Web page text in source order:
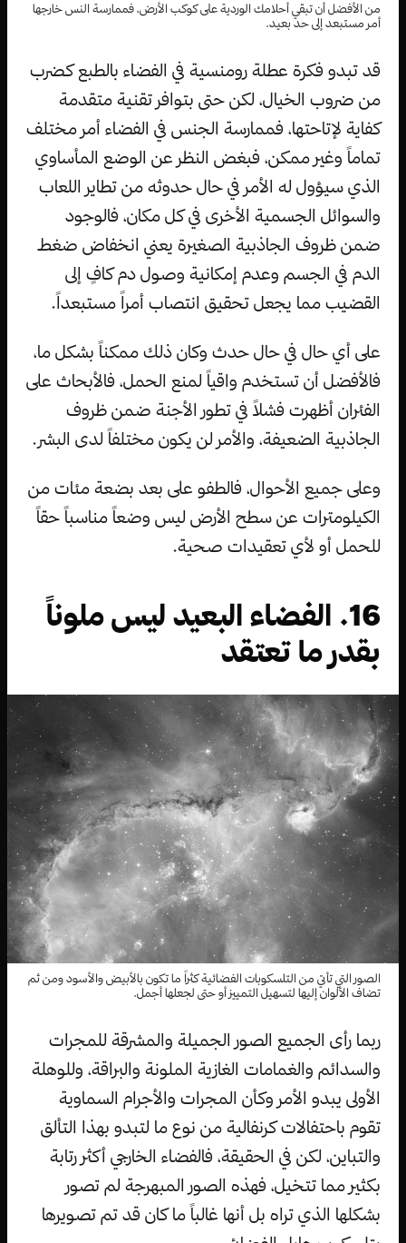
من الأفضل أن تبقي أحلامك الوردية على كوكب الأرض، فممارسة النس خارجها
أمر مستبعد إلى حد بعيد.
قد تبدو فكرة عطلة رومنسية في الفضاء بالطبع كضرب
من ضروب الخيال، لكن حتى بتوافر تقنية متقدمة
كفاية لإتاحتها، فممارسة الجنس في الفضاء أمر مختلف
تماماً وغير ممكن، فبغض النظر عن الوضع المأساوي
الذي سيؤول له الأمر في حال حدوثه من تطاير اللعاب
والسوائل الجسمية الأخرى في كل مكان، فالوجود
ضمن ظروف الجاذبية الصغيرة يعني انخفاض ضغط
الدم في الجسم وعدم إمكانية وصول دم كافٍ إلى
القضيب مما يجعل تحقيق انتصاب أمراً مستبعداً.
على أي حال في حال حدث وكان ذلك ممكناً بشكل ما،
فالأفضل أن تستخدم واقياً لمنع الحمل، فالأبحاث على
الفئران أظهرت فشلاً في تطور الأجنة ضمن ظروف
الجاذبية الضعيفة، والأمر لن يكون مختلفاً لدى البشر.
وعلى جميع الأحوال، فالطفو على بعد بضعة مئات من
الكيلومترات عن سطح الأرض ليس وضعاً مناسباً حقاً
للحمل أو لأي تعقيدات صحية.
16. الفضاء البعيد ليس ملوناً
بقدر ما تعتقد
الصور التي تأتي من التلسكوبات الفضائية كثراً ما تكون بالأبيض والأسود ومن ثم
تضاف الألوان إليها لتسهيل التمييز أو حتى لجعلها أجمل.
ربما رأى الجميع الصور الجميلة والمشرقة للمجرات
والسدائم والغمامات الغازية الملونة والبراقة، وللوهلة
الأولى يبدو الأمر وكأن المجرات والأجرام السماوية
تقوم باحتفالات كرنفالية من نوع ما لتبدو بهذا التألق
والتباين، لكن في الحقيقة، فالفضاء الخارجي أكثر رتابة
بكثير مما تتخيل، فهذه الصور المبهرجة لم تصور
بشكلها الذي تراه بل أنها غالباً ما كان قد تم تصويرها